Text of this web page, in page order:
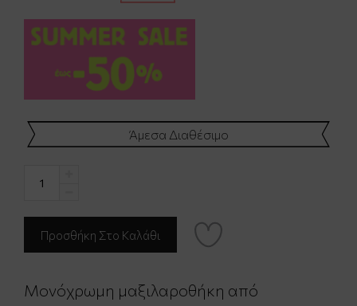
Άμεσα Διαθέσιμο
Μονόχρωμη μαξιλαροθήκη από